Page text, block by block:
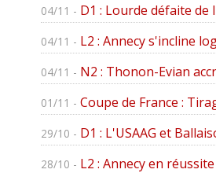
04/11 - D1 : Lourde défaite de
04/11 - L2 : Annecy s'incline
04/11 - N2 : Thonon-Evian
01/11 - Coupe de France :
29/10 - D1 : L'USAAG et
28/10 - L2 : Annecy en réussite